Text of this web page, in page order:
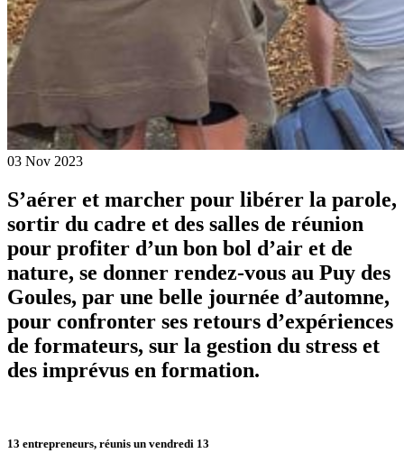
03 Nov 2023
S’aérer et marcher pour libérer la parole,
sortir du cadre et des salles de réunion
pour profiter d’un bon bol d’air et de
nature, se donner rendez-vous au Puy des
Goules, par une belle journée d’automne,
pour confronter ses retours d’expériences
de formateurs, sur la gestion du stress et
des imprévus en formation.
13 entrepreneurs, réunis un vendredi 13